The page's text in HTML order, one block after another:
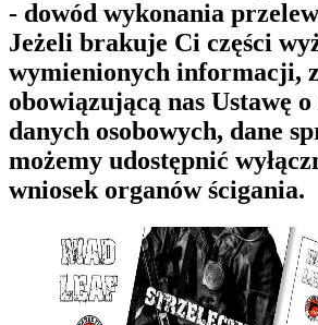
- dowód wykonania
Jeżeli brakuje Ci części
wymienionych informacji,
obowiązującą nas Ustawę
danych osobowych, dane
możemy udostępnić
wniosek organów ścigania.